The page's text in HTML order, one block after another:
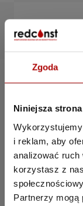
Zgoda
Niniejsza
i reklam, aby
analizować
korzystasz z
Partnerzy mogą